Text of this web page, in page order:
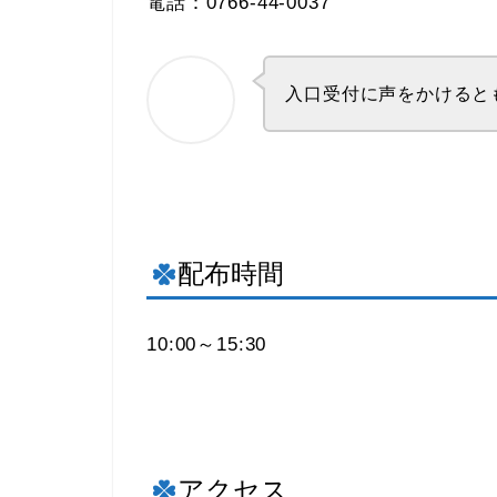
入口受付に声をかけると
配布時間
10:00～15:30
アクセス